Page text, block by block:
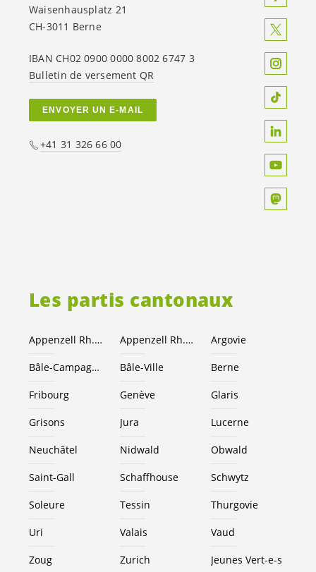
Les partis cantonaux
Appenzell Rh.-Ext. Appenzell Rh.-I. Argovie
Bâle-Campagne Bâle-Ville Berne
Fribourg Genève Glaris
Grisons Jura Lucerne
Neuchâtel Nidwald Obwald
Saint-Gall Schaffhouse Schwytz
Soleure Tessin Thurgovie
Uri Valais Vaud
Zoug Zurich Jeunes Vert-e-s
Waisenhausplatz 21
CH-3011 Berne
IBAN CH02 0900 0000 8002 6747 3
Bulletin de versement QR
ENVOYER UN E-MAIL
+41 31 326 66 00